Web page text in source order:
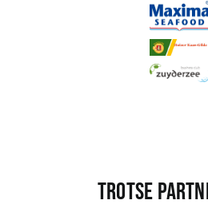
Trotse